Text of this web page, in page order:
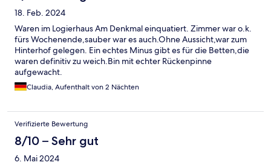
18. Feb. 2024
Waren im Logierhaus Am Denkmal einquatiert. Zimmer war o.k.
fürs Wochenende,sauber war es auch.Ohne Aussicht,war zum
Hinterhof gelegen. Ein echtes Minus gibt es für die Betten,die
waren definitiv zu weich.Bin mit echter Rückenpinne
aufgewacht.
Claudia, Aufenthalt von 2 Nächten
Verifizierte Bewertung
8/10 – Sehr gut
6. Mai 2024